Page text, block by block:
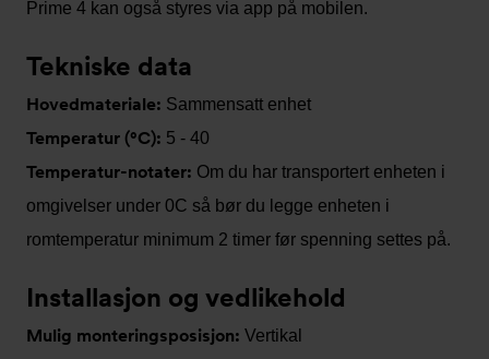
Prime 4 kan også styres via app på mobilen.
Tekniske data
Hovedmateriale: Sammensatt enhet
Temperatur (°C): 5 - 40
Temperatur-notater: Om du har transportert enheten i
omgivelser under 0C så bør du legge enheten i
romtemperatur minimum 2 timer før spenning settes på.
Installasjon og vedlikehold
Mulig monteringsposisjon: Vertikal